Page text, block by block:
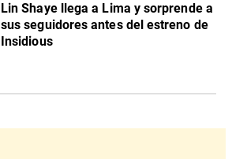
Lin Shaye llega a Lima y sorprende a
sus seguidores antes del estreno de
Insidious